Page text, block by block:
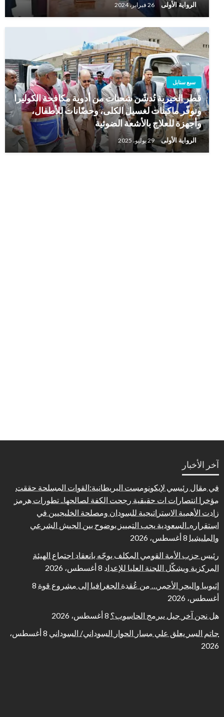
الرواية الأولى 26 فبراير، 2024
سبع سنابل
قطر الخيرية تُدشّن شحنات من أدوية مكافحة الكوليرا
وتوفّر ماكينات لغسيل الكلى، وحضّانات للأطفال،
وأجهزة للعلاج بالأشعة الضوئية
الرواية الأولى 29 يوليو، 2025
آخر الأخبار
في مقال رئيسي لإيكونومست البريطانية:القوات المسلحة حققت
مؤخرا انتصارات ات حقيقية رجحت الكفة لصالحها.. تطورات هرمز
زادت الأهمية الاستراتيجية للسودان ومصلحة الخليجيين في
استقراره..السعودية يجب التمييز بوضوح بين الجيش الشرعي
والمليشيا 8 أغسطس، 2026
رئيس حزب الأمة القومي المكلف يوجّه بانعقاد اجتماع الهيئة
المركزية ويشكّل اللجنة العليا للإعداد 8 أغسطس، 2026
إثيوبيا والبحر الأحمر… من عُقدة الجغرافيا إلى مشروع قوة 8
أغسطس، 2026
هل نحن آخر جيل يبرمج الحاسوب؟ 8 أغسطس، 2026
حاتم السر يعلق علي مسار الحوار السوداني/ السوداني
8 أغسطس،
2026